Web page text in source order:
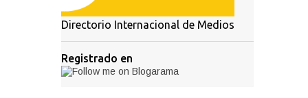
Directorio Internacional de Medios
Registrado en